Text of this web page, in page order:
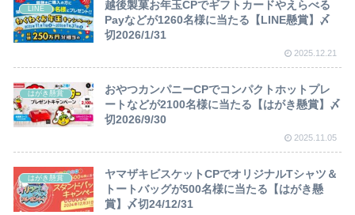
LINE
越後製菓お年玉CPでギフトカードやえらべる
Payなどが1260名様に当たる【LINE懸賞】〆
切2026/1/31
2025.12.21
はがき懸賞
おやつカンパニーCPでコンパクトホットプレ
ートなどが2100名様に当たる【はがき懸賞】〆
切2026/9/30
2025.11.05
はがき懸賞
ヤマザキビスケットCPでオリジナルTシャツ＆
トートバッグが500名様に当たる【はがき懸
賞】〆切24/12/31